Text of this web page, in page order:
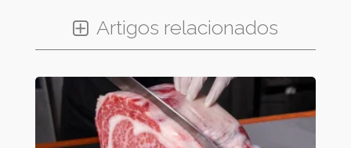
Artigos relacionados